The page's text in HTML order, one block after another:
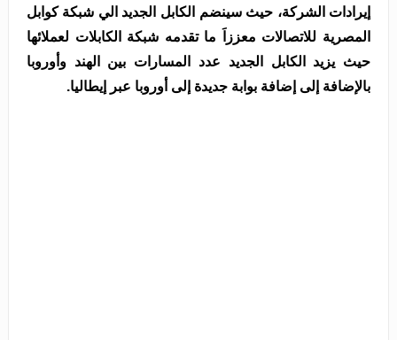
إيرادات الشركة، حيث سينضم الكابل الجديد الي شبكة كوابل
المصرية للاتصالات معززاَ ما تقدمه شبكة الكابلات لعملائها
حيث يزيد الكابل الجديد عدد المسارات بين الهند وأوروبا
بالإضافة إلى إضافة بوابة جديدة إلى أوروبا عبر إيطاليا.